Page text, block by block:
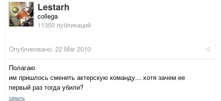
Lestarh
collega
11350 публикаций
Опубликовано: 22 Mar 2010
Полагаю
им пришлось сменить актерскую команду... хотя зачем ее
первый раз тогда убили?
скрыть